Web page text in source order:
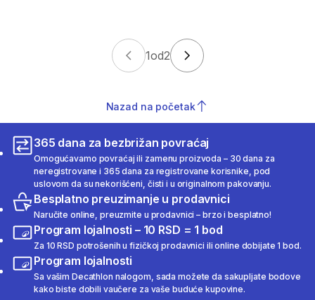
1od2
Nazad na početak
365 dana za bezbrižan povraćaj
Omogućavamo povraćaj ili zamenu proizvoda – 30 dana za
neregistrovane i 365 dana za registrovane korisnike, pod
uslovom da su nekorišćeni, čisti i u originalnom pakovanju.
Besplatno preuzimanje u prodavnici
Naručite online, preuzmite u prodavnici – brzo i besplatno!
Program lojalnosti – 10 RSD = 1 bod
Za 10 RSD potrošenih u fizičkoj prodavnici ili online dobijate 1 bod.
Program lojalnosti
Sa vašim Decathlon nalogom, sada možete da sakupljate bodove
kako biste dobili vaučere za vaše buduće kupovine.